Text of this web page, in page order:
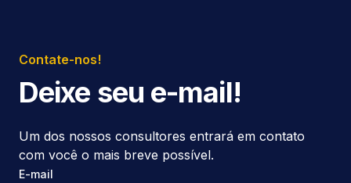
Contate-nos!
Deixe seu e-mail!
Um dos nossos consultores entrará em contato
com você o mais breve possível.
E-mail